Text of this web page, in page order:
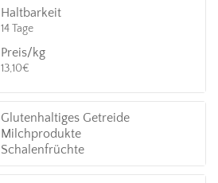
Haltbarkeit
14 Tage
Preis/kg
13,10€
Glutenhaltiges Getreide
Milchprodukte
Schalenfrüchte